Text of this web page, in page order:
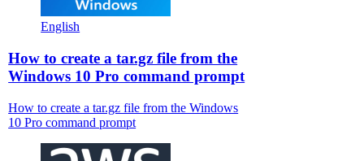
English
How to create a tar.gz file from the
Windows 10 Pro command prompt
How to create a tar.gz file from the Windows
10 Pro command prompt